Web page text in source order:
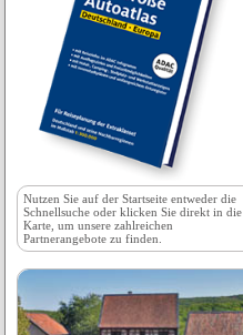
Nutzen Sie auf der Startseite entweder die
Schnellsuche oder klicken Sie direkt in die
Karte, um unsere zahlreichen
Partnerangebote zu finden.